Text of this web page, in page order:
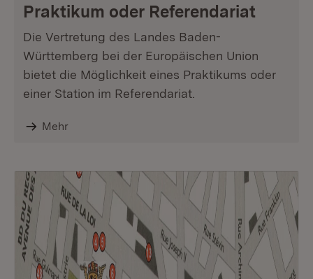
Praktikum oder Referendariat
Die Vertretung des Landes Baden-
Württemberg bei der Europäischen Union
bietet die Möglichkeit eines Praktikums oder
einer Station im Referendariat.
Mehr